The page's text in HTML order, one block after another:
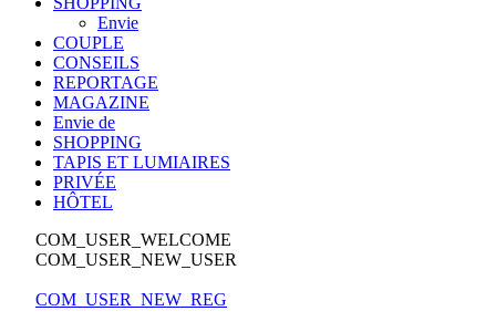
Envie
COUPLE
CONSEILS
REPORTAGE
MAGAZINE
Envie de
SHOPPING
TAPIS ET LUMIAIRES
PRIVÉE
HÔTEL
COM_USER_WELCOME
COM_USER_NEW_USER
COM_USER_NEW_REG